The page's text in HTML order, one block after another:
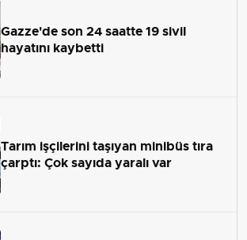
Gazze'de son 24 saatte 19 sivil
hayatını kaybetti
Tarım işçilerini taşıyan minibüs tıra
çarptı: Çok sayıda yaralı var